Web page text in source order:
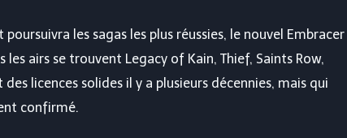
les sagas les plus réussies, le nouvel Embracer
les airs se trouvent Legacy of Kain, Thief, Saints Row,
licences solides il y a plusieurs décennies, mais qui
confirmé.